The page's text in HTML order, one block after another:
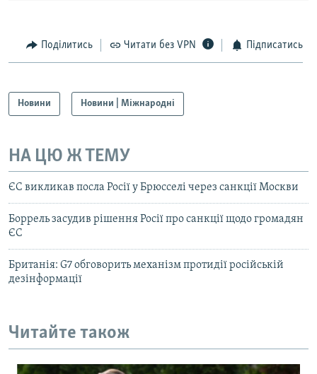
Поділитись Читати без VPN Підписатись
Новини Новини | Міжнародні
НА ЦЮ Ж ТЕМУ
ЄС викликав посла Росії у Брюсселі через санкції Москви
Боррель засудив рішення Росії про санкції щодо громадян
ЄС
Британія: G7 обговорить механізм протидії російській
дезінформації
Читайте також